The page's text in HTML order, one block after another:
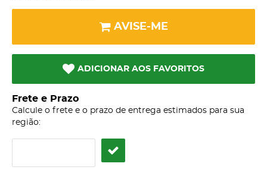
AVISE-ME
ADICIONAR AOS FAVORITOS
Frete e Prazo
Calcule o frete e o prazo de entrega estimados para sua
região: